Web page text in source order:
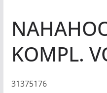
KOMPL.
31375176